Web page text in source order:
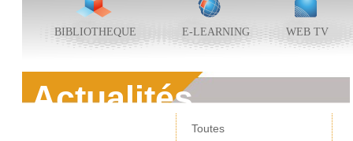
BIBLIOTHEQUE E-LEARNING WEB TV
Actualités
Toutes